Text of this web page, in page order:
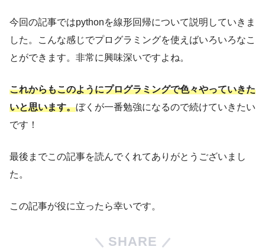
今回の記事ではpythonを線形回帰について説明していきま
した。こんな感じでプログラミングを使えばいろいろなこ
とができます。非常に興味深いですよね。
これからもこのようにプログラミングで色々やっていきた
いと思います。ぼくが一番勉強になるので続けていきたい
です！
最後までこの記事を読んでくれてありがとうございまし
た。
この記事が役に立ったら幸いです。
SHARE